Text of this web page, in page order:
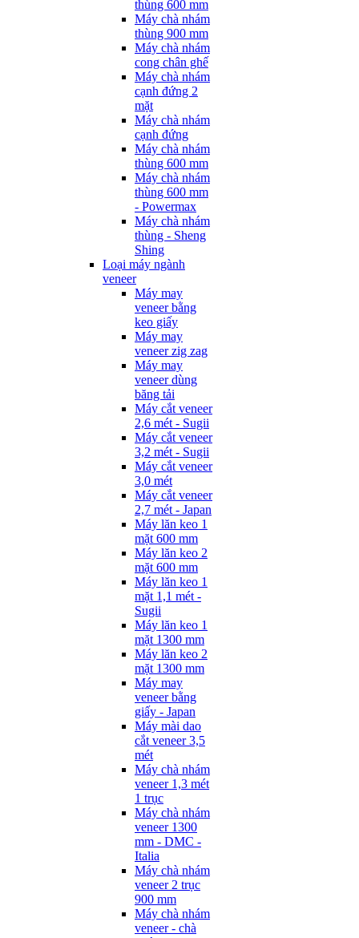
thùng 600 mm
Máy chà nhám
thùng 900 mm
Máy chà nhám
cong chân ghế
Máy chà nhám
cạnh đứng 2
mặt
Máy chà nhám
cạnh đứng
Máy chà nhám
thùng 600 mm
Máy chà nhám
thùng 600 mm
- Powermax
Máy chà nhám
thùng - Sheng
Shing
Loại máy ngành
veneer
Máy may
veneer bằng
keo giấy
Máy may
veneer zig zag
Máy may
veneer dùng
băng tải
Máy cắt veneer
2,6 mét - Sugii
Máy cắt veneer
3,2 mét - Sugii
Máy cắt veneer
3,0 mét
Máy cắt veneer
2,7 mét - Japan
Máy lăn keo 1
mặt 600 mm
Máy lăn keo 2
mặt 600 mm
Máy lăn keo 1
mặt 1,1 mét -
Sugii
Máy lăn keo 1
mặt 1300 mm
Máy lăn keo 2
mặt 1300 mm
Máy may
veneer bằng
giấy - Japan
Máy mài dao
cắt veneer 3,5
mét
Máy chà nhám
veneer 1,3 mét
1 trục
Máy chà nhám
veneer 1300
mm - DMC -
Italia
Máy chà nhám
veneer 2 trục
900 mm
Máy chà nhám
veneer - chà